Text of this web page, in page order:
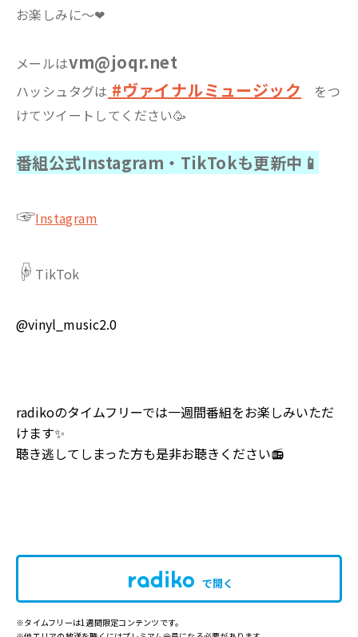
お楽しみに～❤
メールはvm@joqr.net
ハッシュタグは #ヴァイナルミュージック をつ
けてツイートしてください🥳
番組公式Instagram・TikTokも更新中📱
☞Instagram
☟ TikTok
@vinyl_music2.0
radikoのタイムフリーでは一週間番組をお楽しみいただ
けます✨
聴き逃してしまった方も是非お聴きください📻
で開く
※タイムフリーは1週間限定コンテンツです。